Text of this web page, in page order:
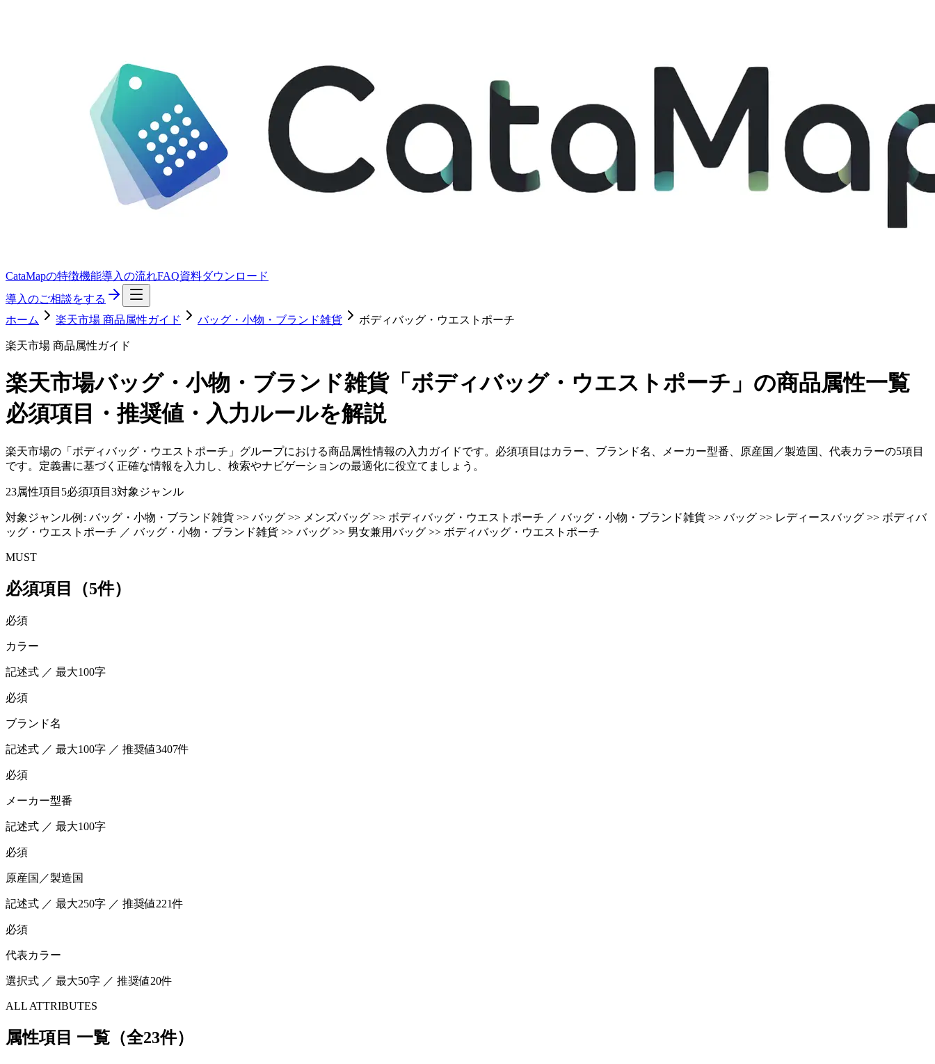
CataMapの特徴機能導入の流れFAQ資料ダウンロード
導入のご相談をする
ホーム
楽天市場 商品属性ガイド バッグ・小物・ブランド雑貨 ボディバッグ・ウエストポーチ
楽天市場 商品属性ガイド
楽天市場バッグ・小物・ブランド雑貨「ボディバッグ・ウエストポーチ」 の商品属性一覧
必須項目・推奨値・入力ルールを解説
楽天市場の「ボディバッグ・ウエストポーチ」グループにおける商品属性情報の入力ガイドです。必須項目はカラー、ブランド名、メーカー型番、原産国／製造国、代表カラーの5項目
です。定義書に基づく正確な情報を入力し、検索やナビゲーションの最適化に役立てましょう。
23属性項目 5必須項目 3対象ジャンル
対象ジャンル例: バッグ・小物・ブランド雑貨 >> バッグ >> メンズバッグ >> ボディバッグ・ウエストポーチ ／ バッグ・小物・ブランド雑貨 >> バッグ >> レディースバッグ >> ボディバ
ッグ・ウエストポーチ ／ バッグ・小物・ブランド雑貨 >> バッグ >> 男女兼用バッグ >> ボディバッグ・ウエストポーチ
MUST
必須項目（5件）
必須
カラー
記述式 ／ 最大100字
必須
ブランド名
記述式 ／ 最大100字 ／ 推奨値3407件
必須
メーカー型番
記述式 ／ 最大100字
必須
原産国／製造国
記述式 ／ 最大250字 ／ 推奨値221件
必須
代表カラー
選択式 ／ 最大50字 ／ 推奨値20件
ALL ATTRIBUTES
属性項目 一覧（全23件）